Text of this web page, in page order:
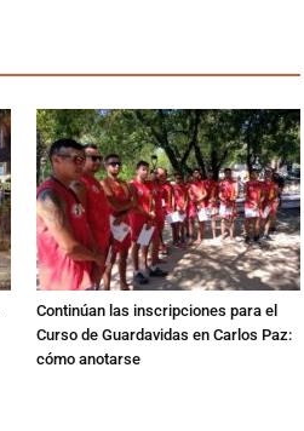
Continúan las inscripciones para el
Curso de Guardavidas en Carlos Paz:
cómo anotarse